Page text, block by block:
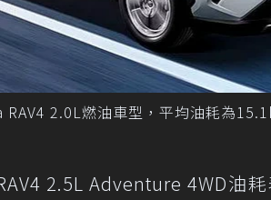
RAV4 2.0L燃油車型，平均油耗為
2.5L Adventure 4WD油